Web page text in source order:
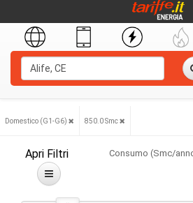
Domestico (G1-G6) 850.0 Smc
Apri Filtri Consumo (Smc/